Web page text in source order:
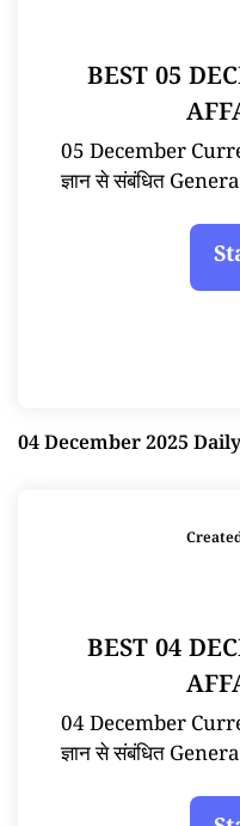
BEST 05
05 December
ज्ञान से संबंधित
04 December 2025
BEST 04
04 December
ज्ञान से संबंधित